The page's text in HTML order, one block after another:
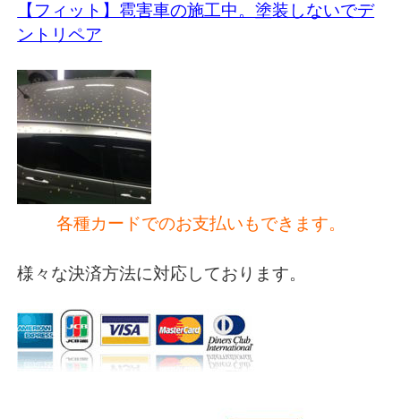
【フィット】雹害車の施工中。塗装しないでデ
ントリペア
各種カードでのお支払いもできます。
様々な決済方法に対応しております。